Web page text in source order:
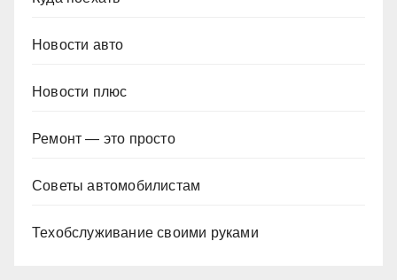
Новости авто
Новости плюс
Ремонт — это просто
Советы автомобилистам
Техобслуживание своими руками